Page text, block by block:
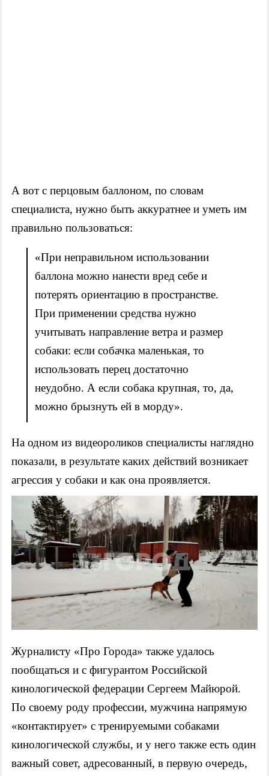
А вот с перцовым баллоном, по словам
специалиста, нужно быть аккуратнее и уметь им
правильно пользоваться:
«При неправильном использовании
баллона можно нанести вред себе и
потерять ориентацию в пространстве.
При применении средства нужно
учитывать направление ветра и размер
собаки: если собачка маленькая, то
использовать перец достаточно
неудобно. А если собака крупная, то, да,
можно брызнуть ей в морду».
На одном из видеороликов специалисты наглядно
показали, в результате каких действий возникает
агрессия у собаки и как она проявляется.
Журналисту «Про Города» также удалось
пообщаться и с фигурантом Российской
кинологической федерации Сергеем Майюрой.
По своему роду профессии, мужчина напрямую
«контактирует» с тренируемыми собаками
кинологической службы, и у него также есть один
важный совет, адресованный, в первую очередь,